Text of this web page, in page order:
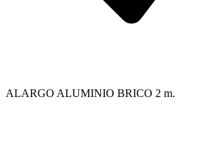
ALARGO ALUMINIO BRICO 2 m.